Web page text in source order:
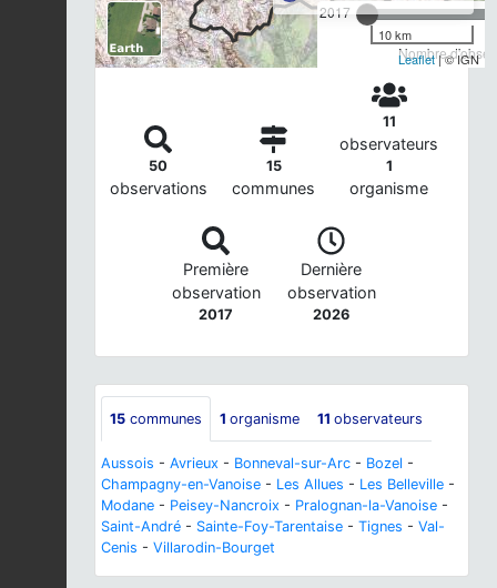
2017
Nombre
10 km
Leaflet| © IGN
50
observations
15
communes
11
observateurs
1
organisme
Première
observation
2017
Dernière
observation
2026
15 communes 1 organisme 11 observateurs
Aussois - Avrieux - Bonneval-sur-Arc - Bozel -
Champagny-en-Vanoise - Les Allues - Les Belleville -
Modane - Peisey-Nancroix - Pralognan-la-Vanoise -
Saint-André - Sainte-Foy-Tarentaise - Tignes - Val-
Cenis - Villarodin-Bourget